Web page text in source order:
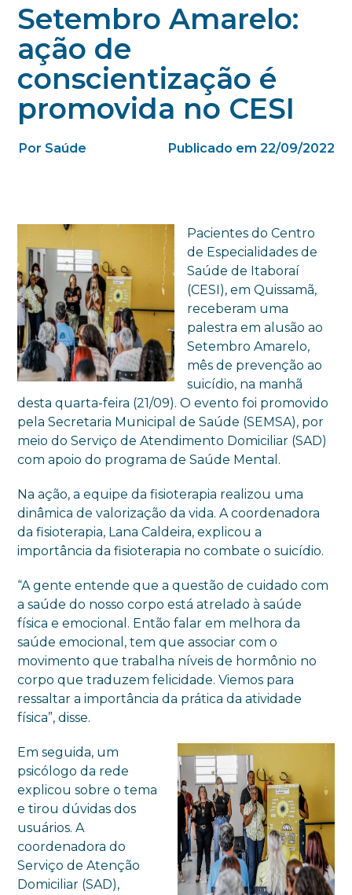
Setembro Amarelo:
ação de
conscientização é
promovida no CESI
Por Saúde Publicado em 22/09/2022
Pacientes do Centro
de Especialidades de
Saúde de Itaboraí
(CESI), em Quissamã,
receberam uma
palestra em alusão ao
Setembro Amarelo,
mês de prevenção ao
suicídio, na manhã
desta quarta-feira (21/09). O evento foi promovido
pela Secretaria Municipal de Saúde (SEMSA), por
meio do Serviço de Atendimento Domiciliar (SAD)
com apoio do programa de Saúde Mental.
Na ação, a equipe da fisioterapia realizou uma
dinâmica de valorização da vida. A coordenadora
da fisioterapia, Lana Caldeira, explicou a
importância da fisioterapia no combate o suicídio.
“A gente entende que a questão de cuidado com
a saúde do nosso corpo está atrelado à saúde
física e emocional. Então falar em melhora da
saúde emocional, tem que associar com o
movimento que trabalha níveis de hormônio no
corpo que traduzem felicidade. Viemos para
ressaltar a importância da prática da atividade
física”, disse.
Em seguida, um
psicólogo da rede
explicou sobre o tema
e tirou dúvidas dos
usuários. A
coordenadora do
Serviço de Atenção
Domiciliar (SAD),